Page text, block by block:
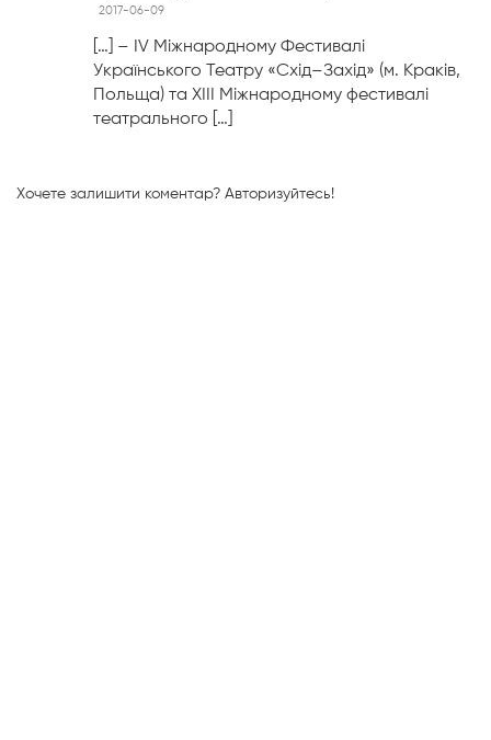
2017-06-09
[…] – ІV Міжнародному Фестивалі
Українського Театру «Схід–Захід» (м. Краків,
Польща) та ХІІІ Міжнародному фестивалі
театрального […]
Хочете залишити коментар? Авторизуйтесь!